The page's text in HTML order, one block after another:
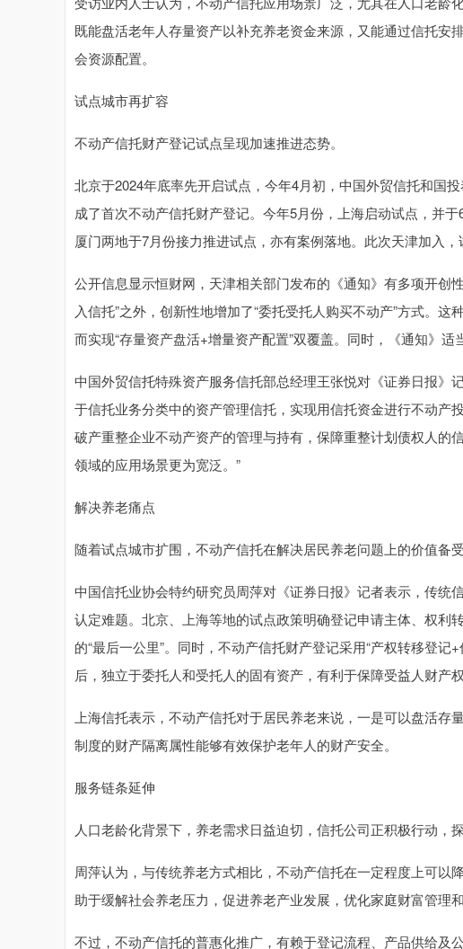
既能盘活老年人存量资产以补充养老资金来源，又能通过信托安
会资源配置。
试点城市再扩容
不动产信托财产登记试点呈现加速推进态势。
北京于2024年底率先开启试点，今年4月初，中国外贸信托和国
成了首次不动产信托财产登记。今年5月份，上海启动试点，并
厦门两地于7月份接力推进试点，亦有案例落地。此次天津加入，
公开信息显示恒财网，天津相关部门发布的《通知》有多项开创
入信托”之外，创新性地增加了“委托受托人购买不动产”方式。
而实现“存量资产盘活+增量资产配置”双覆盖。同时，《通知》适
中国外贸信托特殊资产服务信托部总经理王张悦对《证券日报》
于信托业务分类中的资产管理信托，实现用信托资金进行不动产
破产重整企业不动产资产的管理与持有，保障重整计划债权人的
领域的应用场景更为宽泛。”
解决养老痛点
随着试点城市扩围，不动产信托在解决居民养老问题上的价值备受
中国信托业协会特约研究员周萍对《证券日报》记者表示，传统
认定难题。北京、上海等地的试点政策明确登记申请主体、权利
的“最后一公里”。同时，不动产信托财产登记采用“产权转移登
后，独立于委托人和受托人的固有资产，有利于保障受益人财产权
上海信托表示，不动产信托对于居民养老来说，一是可以盘活
制度的财产隔离属性能够有效保护老年人的财产安全。
服务链条延伸
人口老龄化背景下，养老需求日益迫切，信托公司正积极行动，
周萍认为，与传统养老方式相比，不动产信托在一定程度上可
助于缓解社会养老压力，促进养老产业发展，优化家庭财富管理和
不过，不动产信托的普惠化推广，有赖于登记流程、产品供给及